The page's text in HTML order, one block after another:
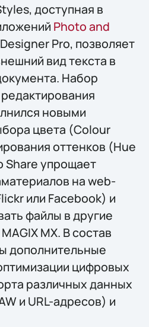
доступная в
Photo and
Pro, позволяет
вид текста в
Набор
новыми
цвета (Colour
оттенков (Hue
упрощает
на web-
или Facebook) и
файлы в другие
MX. В состав
дополнительные
цифровых
различных данных
и URL-адресов) и